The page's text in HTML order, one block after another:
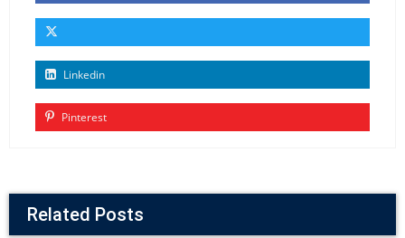
Linkedin
Pinterest
Related Posts